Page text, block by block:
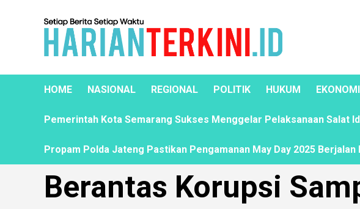
HOME NASIONAL REGIONAL POLITIK HUKUM EKONOMI
Pemerintah Kota Semarang Sukses Menggelar Pelaksanaan Salat
Propam Polda Jateng Pastikan Pengamanan May Day 2025
Berantas Korupsi